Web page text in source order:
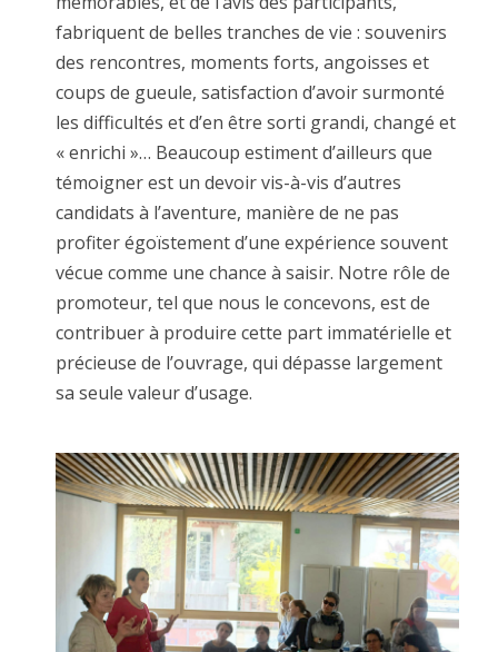
fabriquent de belles tranches de vie : souvenirs
des rencontres, moments forts, angoisses et
coups de gueule, satisfaction d’avoir surmonté
les difficultés et d’en être sorti grandi, changé et
« enrichi »… Beaucoup estiment d’ailleurs que
témoigner est un devoir vis-à-vis d’autres
candidats à l’aventure, manière de ne pas
profiter égoïstement d’une expérience souvent
vécue comme une chance à saisir. Notre rôle de
promoteur, tel que nous le concevons, est de
contribuer à produire cette part immatérielle et
précieuse de l’ouvrage, qui dépasse largement
sa seule valeur d’usage.